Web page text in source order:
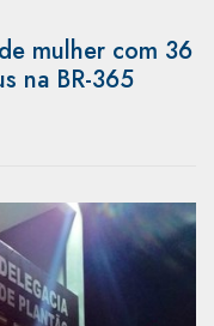
mulher com 36
na BR-365